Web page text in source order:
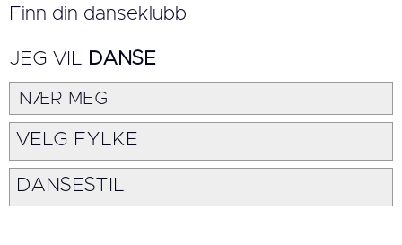
Finn din danseklubb
JEG VIL DANSE
NÆR MEG